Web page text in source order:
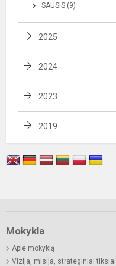
SAUSIS (9)
2025
2024
2023
2019
Mokykla
Apie mokyklą
Vizija, misija, strateginiai tikslai